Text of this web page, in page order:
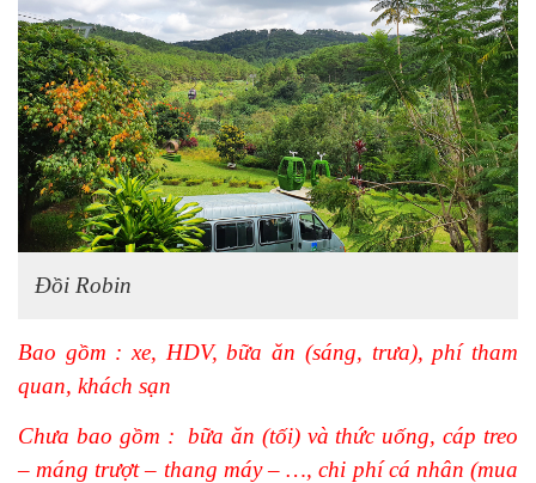
Đồi Robin
Bao gồm : xe, HDV, bữa ăn (sáng, trưa), phí tham
quan, khách sạn
Chưa bao gồm : bữa ăn (tối) và thức uống, cáp treo
– máng trượt – thang máy – …, chi phí cá nhân (mua